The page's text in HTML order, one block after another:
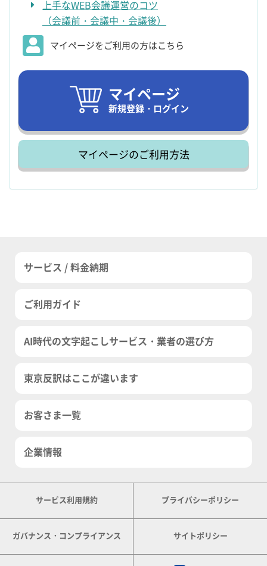
上手なWEB会議運営のコツ
（会議前・会議中・会議後）
マイページをご利用の方はこちら
マイページ
新規登録・ログイン
マイページのご利用方法
サービス / 料金納期
ご利用ガイド
AI時代の文字起こしサービス・業者の選び方
東京反訳はここが違います
お客さま一覧
企業情報
サービス利用規約 プライバシーポリシー
ガバナンス・コンプライアンス サイトポリシー